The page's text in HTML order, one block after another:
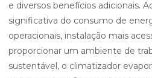
e diversos benefícios adicionais.
significativa do consumo de
operacionais, instalação mais
proporcionar um ambiente de
sustentável, o climatizador